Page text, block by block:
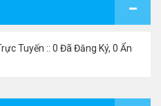
Tuyến :: 0 Đã Đăng Ký, 0 Ẩn